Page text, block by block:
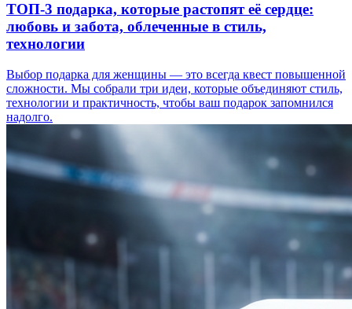
ТОП-3 подарка, которые растопят её сердце:
любовь и забота, облеченные в стиль,
технологии
Выбор подарка для женщины — это всегда квест повышенной
сложности. Мы собрали три идеи, которые объединяют стиль,
технологии и практичность, чтобы ваш подарок запомнился
надолго.